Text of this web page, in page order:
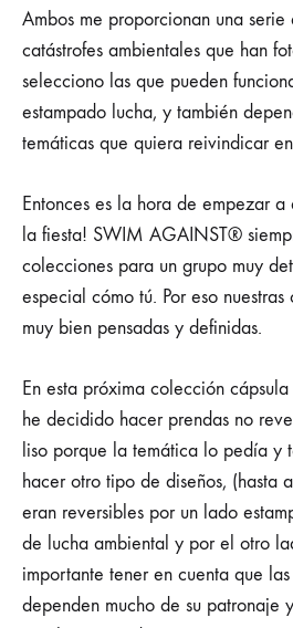
Ambos me proporcionan una serie
catástrofes ambientales que han
selecciono las que pueden
estampado lucha, y también
temáticas que quiera reivindicar
Entonces es la hora de empezar
la fiesta! SWIM AGAINST®
colecciones para un grupo muy
especial cómo tú. Por eso
muy bien pensadas y definidas.
En esta próxima colección cápsula
he decidido hacer prendas no
liso porque la temática lo pedía y
hacer otro tipo de diseños, (hasta
eran reversibles por un lado
de lucha ambiental y por el otro
importante tener en cuenta que
dependen mucho de su patronaje